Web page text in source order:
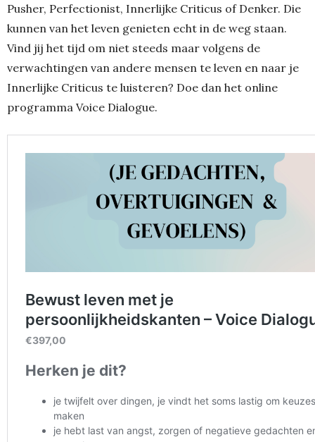
Pusher, Perfectionist, Innerlijke Criticus of Denker. Die
kunnen van het leven genieten echt in de weg staan.
Vind jij het tijd om niet steeds maar volgens de
verwachtingen van andere mensen te leven en naar je
Innerlijke Criticus te luisteren? Doe dan het online
programma Voice Dialogue.